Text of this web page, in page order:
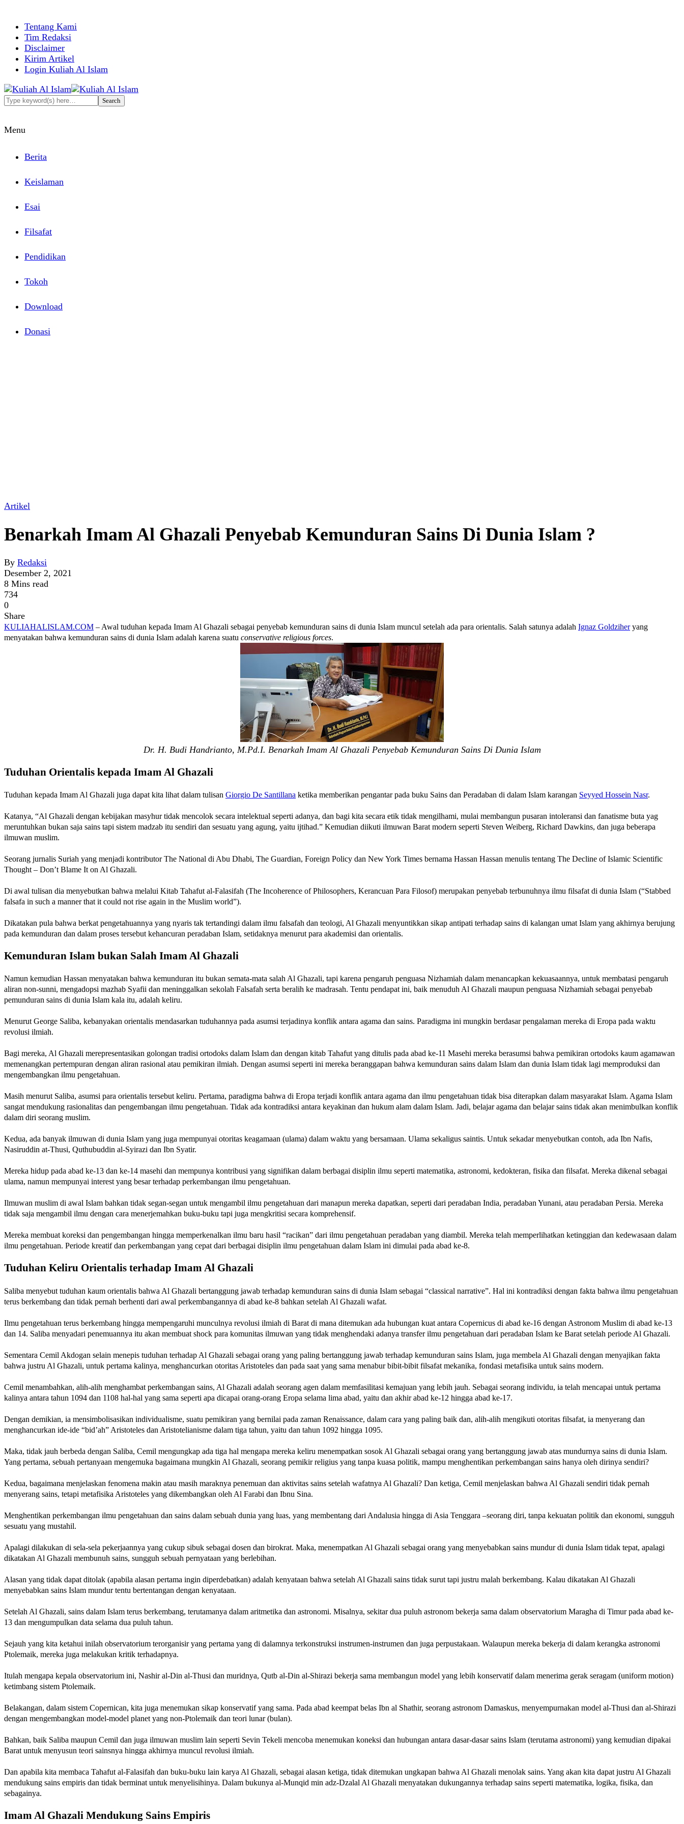
Tentang Kami
Tim Redaksi
Disclaimer
Kirim Artikel
Login Kuliah Al Islam
Menu
Berita
Keislaman
Esai
Filsafat
Pendidikan
Tokoh
Download
Donasi
Artikel
Benarkah Imam Al Ghazali Penyebab Kemunduran Sains Di Dunia Islam ?
By Redaksi
Desember 2, 2021
8 Mins read
734
0
Share
KULIAHALISLAM.COM – Awal tuduhan kepada Imam Al Ghazali sebagai penyebab kemunduran sains di dunia Islam muncul setelah ada para orientalis. Salah satunya adalah Ignaz Goldziheryang
menyatakan bahwa kemunduran sains di dunia Islam adalah karena suatu conservative religious forces.
Dr. H. Budi Handrianto, M.Pd.I. Benarkah Imam Al Ghazali Penyebab Kemunduran Sains Di Dunia Islam
Tuduhan Orientalis kepada Imam Al Ghazali
Tuduhan kepada Imam Al Ghazali juga dapat kita lihat dalam tulisan Giorgio De Santillana ketika memberikan pengantar pada buku Sains dan Peradaban di dalam Islam karangan Seyyed Hossein Nasr.
Katanya, “Al Ghazali dengan kebijakan masyhur tidak mencolok secara intelektual seperti adanya, dan bagi kita secara etik tidak mengilhami, mulai membangun pusaran intoleransi dan fanatisme buta yag
meruntuhkan bukan saja sains tapi sistem madzab itu sendiri dan sesuatu yang agung, yaitu ijtihad.” Kemudian diikuti ilmuwan Barat modern seperti Steven Weiberg, Richard Dawkins, dan juga beberapa
ilmuwan muslim.
Seorang jurnalis Suriah yang menjadi kontributor The National di Abu Dhabi, The Guardian, Foreign Policy dan New York Times bernama Hassan Hassan menulis tentang The Decline of Islamic Scientific
Thought – Don’t Blame It on Al Ghazali.
Di awal tulisan dia menyebutkan bahwa melalui Kitab Tahafut al-Falasifah (The Incoherence of Philosophers, Kerancuan Para Filosof) merupakan penyebab terbunuhnya ilmu filsafat di dunia Islam (“Stabbed
falsafa in such a manner that it could not rise again in the Muslim world”).
Dikatakan pula bahwa berkat pengetahuannya yang nyaris tak tertandingi dalam ilmu falsafah dan teologi, Al Ghazali menyuntikkan sikap antipati terhadap sains di kalangan umat Islam yang akhirnya berujung
pada kemunduran dan dalam proses tersebut kehancuran peradaban Islam, setidaknya menurut para akademisi dan orientalis.
Kemunduran Islam bukan Salah Imam Al Ghazali
Namun kemudian Hassan menyatakan bahwa kemunduran itu bukan semata-mata salah Al Ghazali, tapi karena pengaruh penguasa Nizhamiah dalam menancapkan kekuasaannya, untuk membatasi pengaruh
aliran non-sunni, mengadopsi mazhab Syafii dan meninggalkan sekolah Falsafah serta beralih ke madrasah. Tentu pendapat ini, baik menuduh Al Ghazali maupun penguasa Nizhamiah sebagai penyebab
pemunduran sains di dunia Islam kala itu, adalah keliru.
Menurut George Saliba, kebanyakan orientalis mendasarkan tuduhannya pada asumsi terjadinya konflik antara agama dan sains. Paradigma ini mungkin berdasar pengalaman mereka di Eropa pada waktu
revolusi ilmiah.
Bagi mereka, Al Ghazali merepresentasikan golongan tradisi ortodoks dalam Islam dan dengan kitab Tahafut yang ditulis pada abad ke-11 Masehi mereka berasumsi bahwa pemikiran ortodoks kaum agamawan
memenangkan pertempuran dengan aliran rasional atau pemikiran ilmiah. Dengan asumsi seperti ini mereka beranggapan bahwa kemunduran sains dalam Islam dan dunia Islam tidak lagi memproduksi dan
mengembangkan ilmu pengetahuan.
Masih menurut Saliba, asumsi para orientalis tersebut keliru. Pertama, paradigma bahwa di Eropa terjadi konflik antara agama dan ilmu pengetahuan tidak bisa diterapkan dalam masyarakat Islam. Agama Islam
sangat mendukung rasionalitas dan pengembangan ilmu pengetahuan. Tidak ada kontradiksi antara keyakinan dan hukum alam dalam Islam. Jadi, belajar agama dan belajar sains tidak akan menimbulkan konflik
dalam diri seorang muslim.
Kedua, ada banyak ilmuwan di dunia Islam yang juga mempunyai otoritas keagamaan (ulama) dalam waktu yang bersamaan. Ulama sekaligus saintis. Untuk sekadar menyebutkan contoh, ada Ibn Nafis,
Nasiruddin at-Thusi, Quthubuddin al-Syirazi dan Ibn Syatir.
Mereka hidup pada abad ke-13 dan ke-14 masehi dan mempunya kontribusi yang signifikan dalam berbagai disiplin ilmu seperti matematika, astronomi, kedokteran, fisika dan filsafat. Mereka dikenal sebagai
ulama, namun mempunyai interest yang besar terhadap perkembangan ilmu pengetahuan.
Ilmuwan muslim di awal Islam bahkan tidak segan-segan untuk mengambil ilmu pengetahuan dari manapun mereka dapatkan, seperti dari peradaban India, peradaban Yunani, atau peradaban Persia. Mereka
tidak saja mengambil ilmu dengan cara menerjemahkan buku-buku tapi juga mengkritisi secara komprehensif.
Mereka membuat koreksi dan pengembangan hingga memperkenalkan ilmu baru hasil “racikan” dari ilmu pengetahuan peradaban yang diambil. Mereka telah memperlihatkan ketinggian dan kedewasaan dalam
ilmu pengetahuan. Periode kreatif dan perkembangan yang cepat dari berbagai disiplin ilmu pengetahuan dalam Islam ini dimulai pada abad ke-8.
Tuduhan Keliru Orientalis terhadap Imam Al Ghazali
Saliba menyebut tuduhan kaum orientalis bahwa Al Ghazali bertanggung jawab terhadap kemunduran sains di dunia Islam sebagai “classical narrative”. Hal ini kontradiksi dengan fakta bahwa ilmu pengetahuan
terus berkembang dan tidak pernah berhenti dari awal perkembangannya di abad ke-8 bahkan setelah Al Ghazali wafat.
Ilmu pengetahuan terus berkembang hingga mempengaruhi munculnya revolusi ilmiah di Barat di mana ditemukan ada hubungan kuat antara Copernicus di abad ke-16 dengan Astronom Muslim di abad ke-13
dan 14. Saliba menyadari penemuannya itu akan membuat shock para komunitas ilmuwan yang tidak menghendaki adanya transfer ilmu pengetahuan dari peradaban Islam ke Barat setelah periode Al Ghazali.
Sementara Cemil Akdogan selain menepis tuduhan terhadap Al Ghazali sebagai orang yang paling bertanggung jawab terhadap kemunduran sains Islam, juga membela Al Ghazali dengan menyajikan fakta
bahwa justru Al Ghazali, untuk pertama kalinya, menghancurkan otoritas Aristoteles dan pada saat yang sama menabur bibit-bibit filsafat mekanika, fondasi metafisika untuk sains modern.
Cemil menambahkan, alih-alih menghambat perkembangan sains, Al Ghazali adalah seorang agen dalam memfasilitasi kemajuan yang lebih jauh. Sebagai seorang individu, ia telah mencapai untuk pertama
kalinya antara tahun 1094 dan 1108 hal-hal yang sama seperti apa dicapai orang-orang Eropa selama lima abad, yaitu dan akhir abad ke-12 hingga abad ke-17.
Dengan demikian, ia mensimbolisasikan individualisme, suatu pemikiran yang bernilai pada zaman Renaissance, dalam cara yang paling baik dan, alih-alih mengikuti otoritas filsafat, ia menyerang dan
menghancurkan ide-ide “bid’ah” Aristoteles dan Aristotelianisme dalam tiga tahun, yaitu dan tahun 1092 hingga 1095.
Maka, tidak jauh berbeda dengan Saliba, Cemil mengungkap ada tiga hal mengapa mereka keliru menempatkan sosok Al Ghazali sebagai orang yang bertanggung jawab atas mundurnya sains di dunia Islam.
Yang pertama, sebuah pertanyaan mengemuka bagaimana mungkin Al Ghazali, seorang pemikir religius yang tanpa kuasa politik, mampu menghentikan perkembangan sains hanya oleh dirinya sendiri?
Kedua, bagaimana menjelaskan fenomena makin atau masih maraknya penemuan dan aktivitas sains setelah wafatnya Al Ghazali? Dan ketiga, Cemil menjelaskan bahwa Al Ghazali sendiri tidak pernah
menyerang sains, tetapi metafisika Aristoteles yang dikembangkan oleh Al Farabi dan Ibnu Sina.
Menghentikan perkembangan ilmu pengetahuan dan sains dalam sebuah dunia yang luas, yang membentang dari Andalusia hingga di Asia Tenggara –seorang diri, tanpa kekuatan politik dan ekonomi, sungguh
sesuatu yang mustahil.
Apalagi dilakukan di sela-sela pekerjaannya yang cukup sibuk sebagai dosen dan birokrat. Maka, menempatkan Al Ghazali sebagai orang yang menyebabkan sains mundur di dunia Islam tidak tepat, apalagi
dikatakan Al Ghazali membunuh sains, sungguh sebuah pernyataan yang berlebihan.
Alasan yang tidak dapat ditolak (apabila alasan pertama ingin diperdebatkan) adalah kenyataan bahwa setelah Al Ghazali sains tidak surut tapi justru malah berkembang. Kalau dikatakan Al Ghazali
menyebabkan sains Islam mundur tentu bertentangan dengan kenyataan.
Setelah Al Ghazali, sains dalam Islam terus berkembang, terutamanya dalam aritmetika dan astronomi. Misalnya, sekitar dua puluh astronom bekerja sama dalam observatorium Maragha di Timur pada abad ke-
13 dan mengumpulkan data selama dua puluh tahun.
Sejauh yang kita ketahui inilah observatorium terorganisir yang pertama yang di dalamnya terkonstruksi instrumen-instrumen dan juga perpustakaan. Walaupun mereka bekerja di dalam kerangka astronomi
Ptolemaik, mereka juga melakukan kritik terhadapnya.
Itulah mengapa kepala observatorium ini, Nashir al-Din al-Thusi dan muridnya, Qutb al-Din al-Shirazi bekerja sama membangun model yang lebih konservatif dalam menerima gerak seragam (uniform motion)
ketimbang sistem Ptolemaik.
Belakangan, dalam sistem Copernican, kita juga menemukan sikap konservatif yang sama. Pada abad keempat belas Ibn al Shathir, seorang astronom Damaskus, menyempurnakan model al-Thusi dan al-Shirazi
dengan mengembangkan model-model planet yang non-Ptolemaik dan teori lunar (bulan).
Bahkan, baik Saliba maupun Cemil dan juga ilmuwan muslim lain seperti Sevin Tekeli mencoba menemukan koneksi dan hubungan antara dasar-dasar sains Islam (terutama astronomi) yang kemudian dipakai
Barat untuk menyusun teori sainsnya hingga akhirnya muncul revolusi ilmiah.
Dan apabila kita membaca Tahafut al-Falasifah dan buku-buku lain karya Al Ghazali, sebagai alasan ketiga, tidak ditemukan ungkapan bahwa Al Ghazali menolak sains. Yang akan kita dapat justru Al Ghazali
mendukung sains empiris dan tidak berminat untuk menyelisihinya. Dalam bukunya al-Munqid min adz-Dzalal Al Ghazali menyatakan dukungannya terhadap sains seperti matematika, logika, fisika, dan
sebagainya.
Imam Al Ghazali Mendukung Sains Empiris